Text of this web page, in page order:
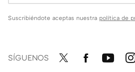
Suscribiéndote aceptas nuestra política de
SÍGUENOS